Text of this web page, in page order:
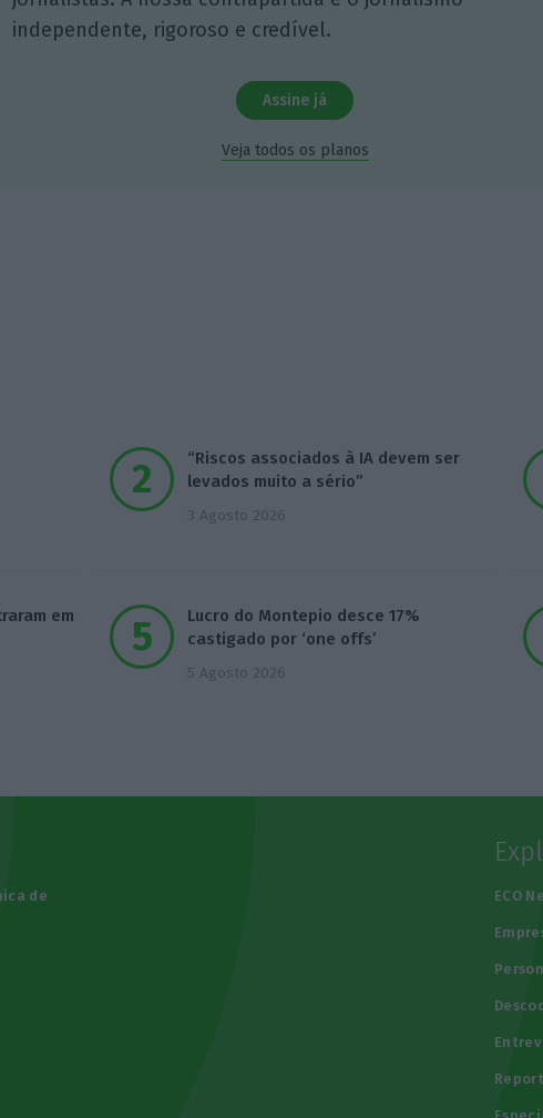
independente, rigoroso e credível.
Assine já
Veja todos os planos
“Riscos associados à IA devem ser
levados muito a sério”
3 Agosto 2026
em
Lucro do Montepio desce 17%
castigado por ‘one offs’
5 Agosto 2026
de
ECO